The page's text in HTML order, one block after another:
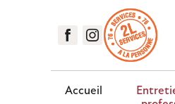
Accueil